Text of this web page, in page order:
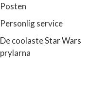
Posten
Personlig service
De coolaste Star Wars
prylarna